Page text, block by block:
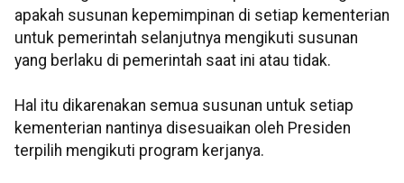
apakah susunan kepemimpinan di setiap kementerian
untuk pemerintah selanjutnya mengikuti susunan
yang berlaku di pemerintah saat ini atau tidak.
Hal itu dikarenakan semua susunan untuk setiap
kementerian nantinya disesuaikan oleh Presiden
terpilih mengikuti program kerjanya.